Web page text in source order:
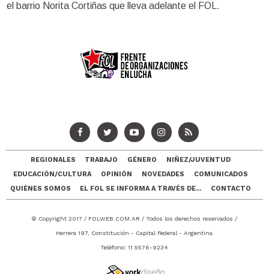
el barrio Norita Cortiñas que lleva adelante el FOL.
REGIONALES TRABAJO GÉNERO
NIÑEZ/JUVENTUD
EDUCACIÓN/CULTURA
OPINIÓN NOVEDADES
COMUNICADOS
QUIÉNES SOMOS
EL FOL SE INFORMA A TRAVÉS DE... CONTACTO
© Copyright 2017 / FOLWEB.COM.AR / Todos los derechos reservados /
Herrera 197, Constitución - Capital Federal - Argentina
Teléfono: 11 5576-9234